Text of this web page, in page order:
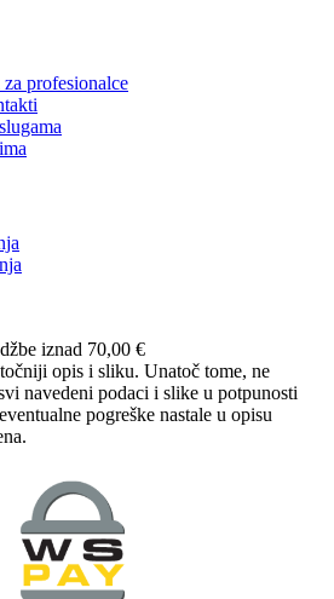
profesionalce
iznad 70,00 €
opis i sliku. Unatoč tome, ne
navedeni podaci i slike u potpunosti
pogreške nastale u opisu